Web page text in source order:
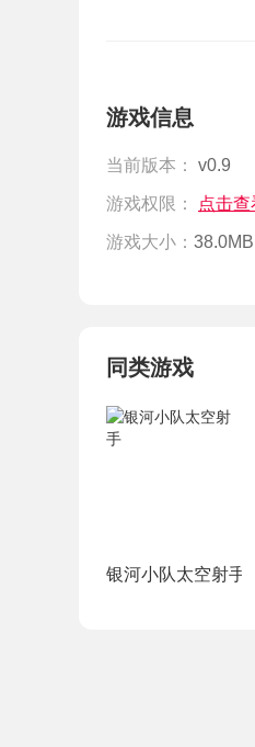
游戏信息
当前版本： v0.9
游戏权限： 点击查
游戏大小： 38.0MB
同类游戏
银河小队太空射手